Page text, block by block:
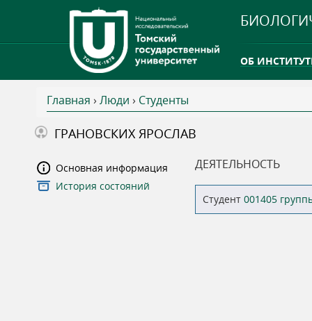
ОБ
В
ы
з
Главная › Люди › Студенты
ГРАНОВСКИХ ЯРОСЛАВ
Основная информация
История состояний
ДЕЯТЕЛЬНОСТЬ
Студент 001405